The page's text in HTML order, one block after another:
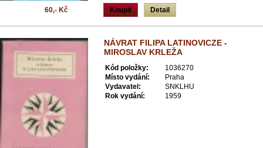
Koupit Detail
60,- Kč
NÁVRAT FILIPA LATINOVICZE -
MIROSLAV KRLEŽA
Kód položky:
1036270
Místo vydání:
Praha
Vydavatel:
SNKLHU
Rok vydání:
1959